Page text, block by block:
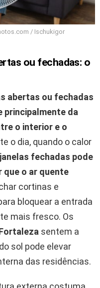
/ Ischukigor
ou fechadas: o
abertas ou fechadas
principalmente da
o interior e o
o dia, quando o calor
fechadas pode
que o ar quente
cortinas e
bloquear a entrada
mais fresco. Os
sentem a
sol pode elevar
das residências.